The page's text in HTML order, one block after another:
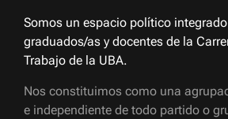
Somos un espacio político
graduados/as y docentes de la
Trabajo de la UBA.
Nos constituimos como una
e independiente de todo partido o